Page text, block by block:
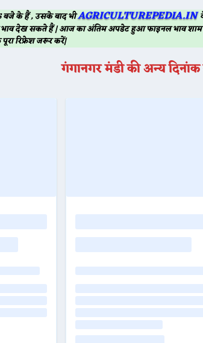
के हैं , उसके बाद भीAGRICULTUREPEDIA.IN
देख सकते हैं | आज का अंतिम अपडेट हुआ फाइनल भाव
रिफ्रेश जरूर करें|
गंगानगरमंडी की अन्य